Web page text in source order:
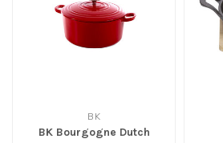
BK
BK Bourgogne Dutch